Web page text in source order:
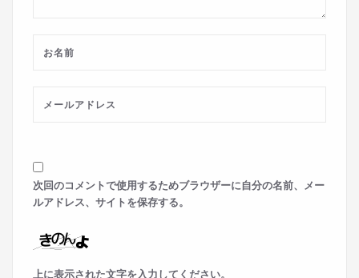
次回のコメントで使用するためブラウザーに自分の名前、メー
ルアドレス、サイトを保存する。
上に表示された文字を入力してください。